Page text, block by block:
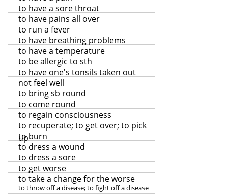
to have a sore throat
to have pains all over
to run a fever
to have breathing problems
to have a temperature
to be allergic to sth
to have one's tonsils taken out
not feel well
to bring sb round
to come round
to regain consciousness
to recuperate; to get over; to pick
up
to burn
to dress a wound
to dress a sore
to get worse
to take a change for the worse
to throw off a disease; to fight off a disease